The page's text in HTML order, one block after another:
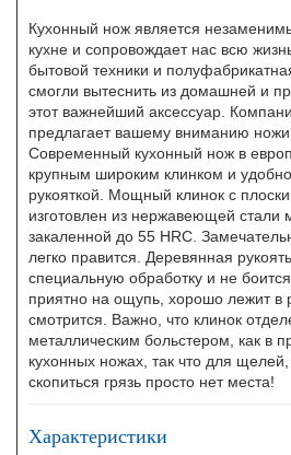
Кухонный нож является
кухне и сопровождает нас всю
бытовой техники и
смогли вытеснить из домашней и
этот важнейший аксессуар.
предлагает вашему вниманию ножи
Современный кухонный нож в
крупным широким клинком и
рукояткой. Мощный клинок с
изготовлен из нержавеющей стали
закаленной до 55 HRC.
легко правится. Деревянная
специальную обработку и не
приятно на ощупь, хорошо лежит в
смотрится. Важно, что клинок
металлическим больстером, как в
кухонных ножах, так что для
скопиться грязь просто нет места!
Характеристики